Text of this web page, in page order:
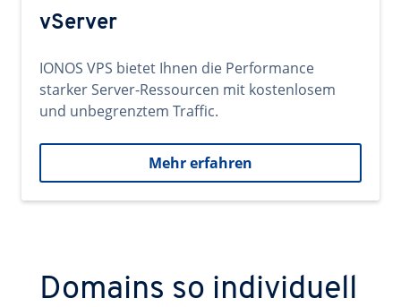
vServer
IONOS VPS bietet Ihnen die Performance
starker Server-Ressourcen mit kostenlosem
und unbegrenztem Traffic.
Mehr erfahren
Domains so individuell